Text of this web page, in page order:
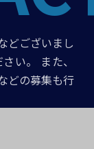
どございまし
い。 また、
どの募集も行